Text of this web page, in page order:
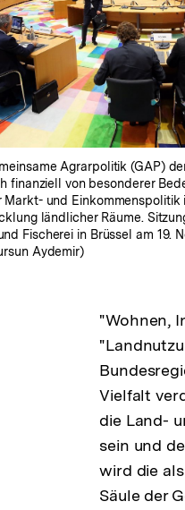
In
öffnen
Agrarpolitik (GAP)
finanziell von besonderer
Markt- und
ländlicher Räume.
Fischerei in Brüssel am 19.
Aydemir)
"Wohnen,
Vielfalt
die Land-
sein und
wird die
Säule der